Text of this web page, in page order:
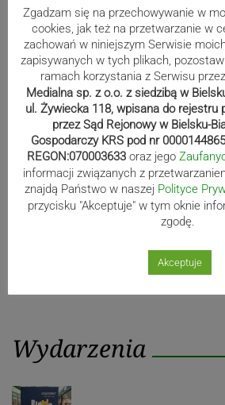
Nawigacja
wpisu
Poprzedni post
Poprzedni
post
Wydarzenia
Zgadzam się na przechowywanie w
cookies, jak też na przetwarzanie w
zachowań w niniejszym Serwisie
zapisywanych w tych plikach,
ramach korzystania z Serwisu przez
Medialna sp. z o.o. z siedzibą w
ul. Żywiecka 118, wpisana do rejestru
przez Sąd Rejonowy w Bielsku-
Gospodarczy KRS pod nr
REGON:070003633 oraz jego
informacji związanych z
znajdą Państwo w naszej Polityce
przycisku "Akceptuje" w tym oknie
zgodę.
Akceptuje